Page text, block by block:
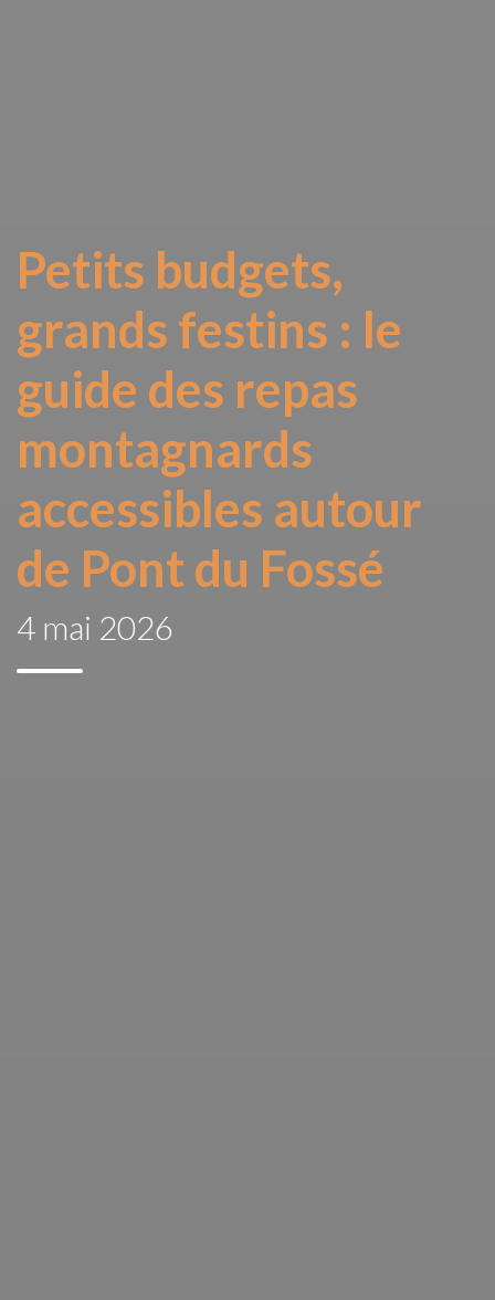
Petits budgets,
grands festins : le
guide des repas
montagnards
accessibles autour
de Pont du Fossé
4 mai 2026